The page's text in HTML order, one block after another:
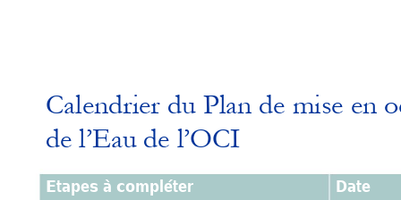
Calendrier du Plan de mise en
de l’Eau de l’OCI
Etapes à compléter
Date